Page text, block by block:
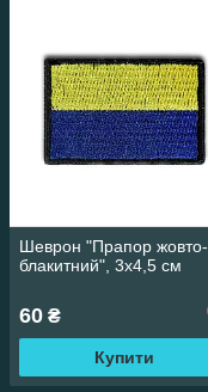
Шеврон "Прапор жовто-
блакитний", 3х4,5 см
60 ₴
Купити